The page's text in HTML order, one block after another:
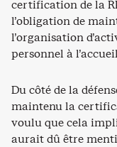
certification de la
l’obligation de
l’organisation
personnel à
Du côté de la
maintenu la
voulu que cela
aurait dû être